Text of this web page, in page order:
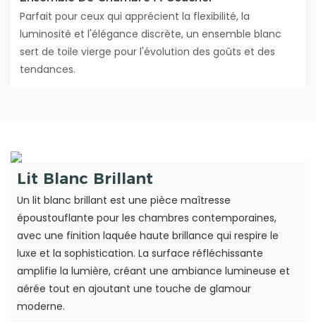
Parfait pour ceux qui apprécient la flexibilité, la
luminosité et l'élégance discrète, un ensemble blanc
sert de toile vierge pour l'évolution des goûts et des
tendances.
Lit Blanc Brillant
Un lit blanc brillant est une pièce maîtresse
époustouflante pour les chambres contemporaines,
avec une finition laquée haute brillance qui respire le
luxe et la sophistication. La surface réfléchissante
amplifie la lumière, créant une ambiance lumineuse et
aérée tout en ajoutant une touche de glamour
moderne.